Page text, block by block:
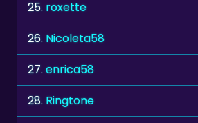
25. roxette
26. Nicoleta58
27.enrica58
28. Ringtone